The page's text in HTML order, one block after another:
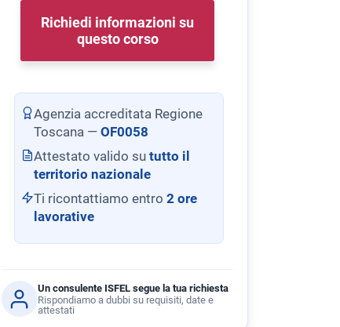
Richiedi informazioni su
questo corso
Agenzia accreditata Regione
Toscana —OF0058
Attestato valido sututto il
territorio nazionale
Ti ricontattiamo entro2 ore
lavorative
Un consulente ISFEL segue la tua richiesta
Rispondiamo a dubbi su requisiti, date e
attestati